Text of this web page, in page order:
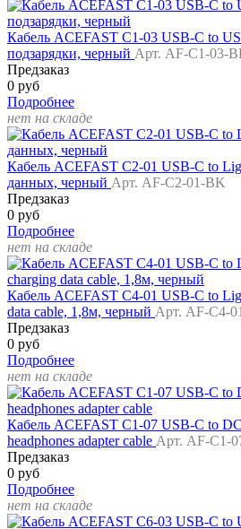
Кабель ACEFAST C1-03 USB-C to
подзарядки, черный Арт. AF-C1-03-
Предзаказ
0 руб
Подробнее
нет на складе
Кабель ACEFAST C2-01 USB-C to
данных, черный Арт. AF-C2-01-BK
Предзаказ
0 руб
Подробнее
нет на складе
Кабель ACEFAST C4-01 USB-C to
data cable, 1,8м, черный Арт. AF-C4-
Предзаказ
0 руб
Подробнее
нет на складе
Кабель ACEFAST C1-07 USB-C to
headphones adapter cable Арт. AF-C1-
Предзаказ
0 руб
Подробнее
нет на складе